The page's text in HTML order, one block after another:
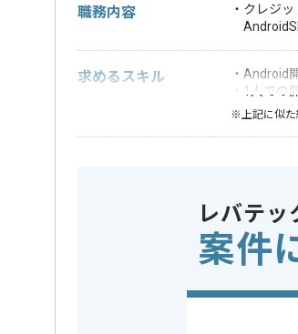
職務内容
・クレジ
求めるスキル
・Android
・1人での
※上記に似た
開発ツール
この案件のポイント 業界
レバテッ
案件